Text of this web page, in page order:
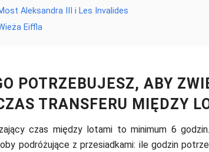
Aleksandra III i Les Invalides
Eiffla
POTRZEBUJESZ, ABY
TRANSFERU MIĘDZY
czas między lotami to minimum 6
podróżujące z przesiadkami: ile godzin